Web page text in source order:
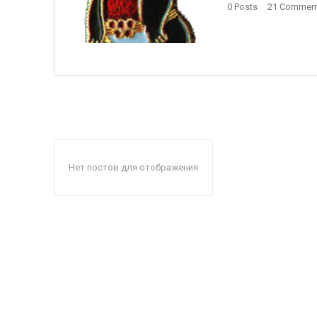
0 Posts 21
Нет постов для отображения